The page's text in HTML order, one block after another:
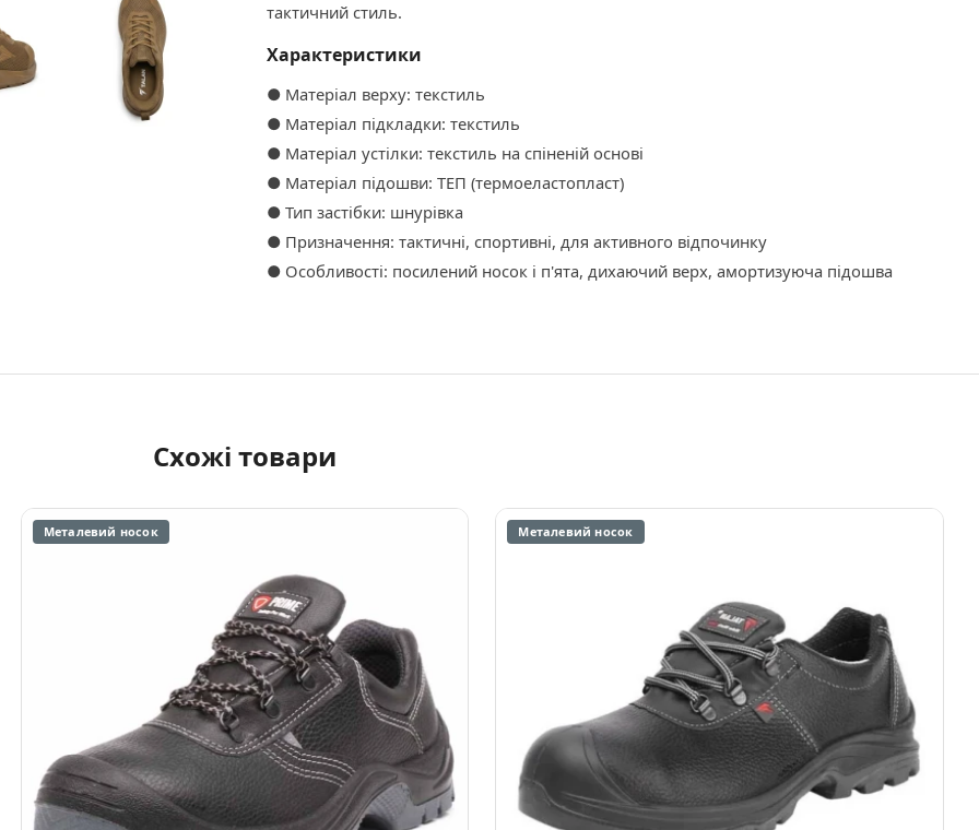
тактичний стиль.
Характеристики
● Матеріал верху: текстиль
● Матеріал підкладки: текстиль
● Матеріал устілки: текстиль на спіненій основі
● Матеріал підошви: ТЕП (термоеластопласт)
● Тип застібки: шнурівка
● Призначення: тактичні, спортивні, для активного відпочинку
● Особливості: посилений носок і п'ята, дихаючий верх, амортизуюча підошва
Схожі товари
Металевий носок Металевий носок